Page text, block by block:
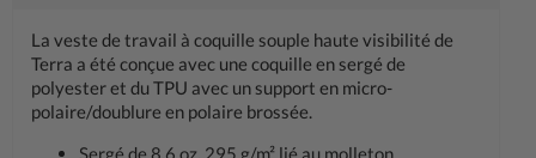
La veste de travail à coquille souple haute visibilité de
Terra a été conçue avec une coquille en sergé de
polyester et du TPU avec un support en micro-
polaire/doublure en polaire brossée.
Sergé de 8,6 oz, 295 g/m² lié au molleton